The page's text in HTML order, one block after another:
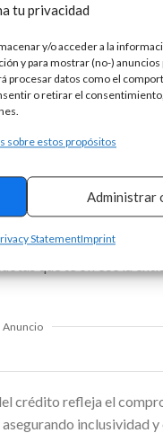
tu privacidad
y/o acceder a la
y para mostrar (no-) anuncios
procesar datos como el
o retirar el
sobre estos propósitos
Administrar
StatementImprint
de Crédito Clásica
¡Solicita Fácil y
del sector privado
para sus
a lo largo del tiempo,
durante un periodo
elegís pagarlo en 24
durante 4 años, es
que te ofrece la
Anuncio
crédito refleja el
inclusividad